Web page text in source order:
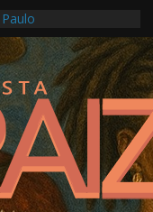
intensa no
em palco de
climática
em evento online no
artistas que